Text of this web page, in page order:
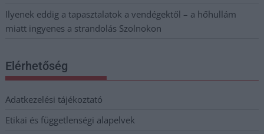
Ilyenek eddig a tapasztalatok a vendégektől – a hőhullám
miatt ingyenes a strandolás Szolnokon
Elérhetőség
Adatkezelési tájékoztató
Etikai és függetlenségi alapelvek